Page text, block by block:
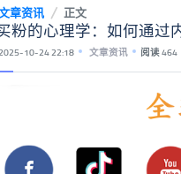
章资讯 正文
粉的心理学：如何通过
10-24 22:18 文章资讯 阅读 464